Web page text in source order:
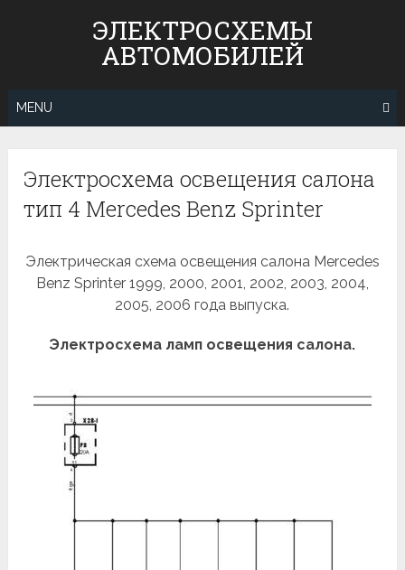
ЭЛЕКТРОСХЕМЫ
АВТОМОБИЛЕЙ
MENU
Электросхема освещения салона
тип 4 Mercedes Benz Sprinter
Электрическая схема освещения салона Mercedes
Benz Sprinter 1999, 2000, 2001, 2002, 2003, 2004,
2005, 2006 года выпуска.
Электросхема ламп освещения салона.